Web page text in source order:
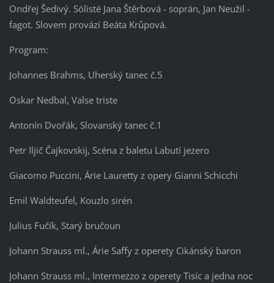
Ondřej Šedivý. Sólisté Jana Štěrbová - soprán, Jan Neužil -
fagot. Slovem provází Beáta Krůpová.
Program:
Johannes Brahms, Uherský tanec č.5
Oskar Nedbal, Valse triste
Antonín Dvořák, Slovanský tanec č.1
Petr Iljič Čajkovskij, Scéna z baletu Labutí jezero
Giacomo Puccini, Árie Lauretty z opery Gianni Schicchi
Emil Waldteufel, Kouzlo sirén
Julius Fučík, Starý bručoun
Johann Strauss ml., Árie Saffy z operety Cikánský baron
Johann Strauss ml., Intermezzo z operety Tisíc a jedna noc